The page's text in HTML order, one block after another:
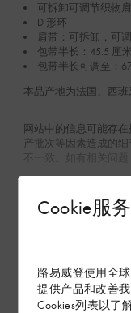
Cookie服务
路易威登使用全
提供产品和改善
Cookies列表以了
可拆卸可调节织物
D 形环
肩带：可拆卸，可
包带半长：45.5 厘米
包带半长可调至：
本品产地为法国、西班
网站中的信息可能存
产批次等因素造成的
不一致。如有相关问
环保与可持续性
产品养护